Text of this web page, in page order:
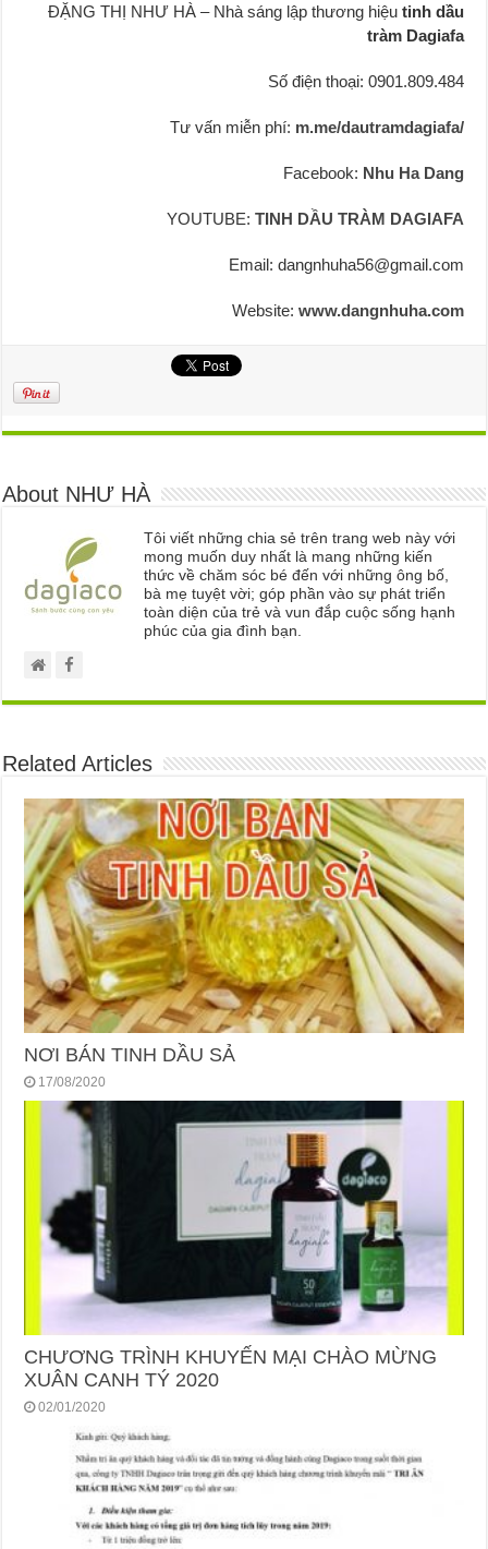
ĐẶNG THỊ NHƯ HÀ – Nhà sáng lập thương hiệu tinh dầu
tràm Dagiafa
Số điện thoại: 0901.809.484
Tư vấn miễn phí: m.me/dautramdagiafa/
Facebook: Nhu Ha Dang
YOUTUBE: TINH DẦU TRÀM DAGIAFA
Email: dangnhuha56@gmail.com
Website: www.dangnhuha.com
About NHƯ HÀ
Tôi viết những chia sẻ trên trang web này với
mong muốn duy nhất là mang những kiến
thức về chăm sóc bé đến với những ông bố,
bà mẹ tuyệt vời; góp phần vào sự phát triển
toàn diện của trẻ và vun đắp cuộc sống hạnh
phúc của gia đình bạn.
Related Articles
NƠI BÁN TINH DẦU SẢ
17/08/2020
CHƯƠNG TRÌNH KHUYẾN MẠI CHÀO MỪNG
XUÂN CANH TÝ 2020
02/01/2020